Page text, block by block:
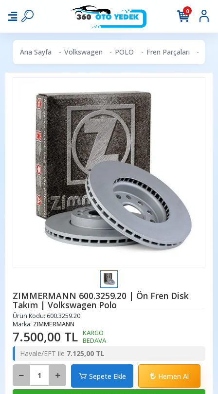
0
Ana Sayfa Volkswagen POLO Fren Parçaları
ZIMMERMANN 600.3259.20 | Ön Fren Disk
Takım | Volkswagen Polo
Ürün Kodu: 600.3259.20
Marka: ZIMMERMANN
7.500,00 TL KARGO
BEDAVA
Havale/EFT ile 7.125,00 TL
Sepete Ekle Hemen Al